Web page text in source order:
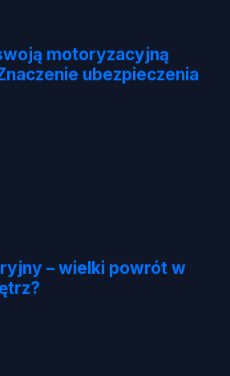
motoryzacyjną
ubezpieczenia
– wielki powrót w